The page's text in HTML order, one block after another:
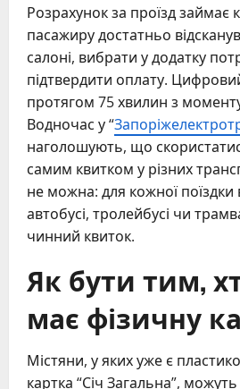
Розрахунок за проїзд займає
пасажиру достатньо
салоні, вибрати у додатку
підтвердити оплату.
протягом 75 хвилин з
Водночас у “
наголошують, що
самим квитком у різних
не можна: для кожної
автобусі, тролейбусі чи
чинний квиток.
Як бути тим,
має фізичну
Містяни, у яких уже є
картка “Січ Загальна”, можуть